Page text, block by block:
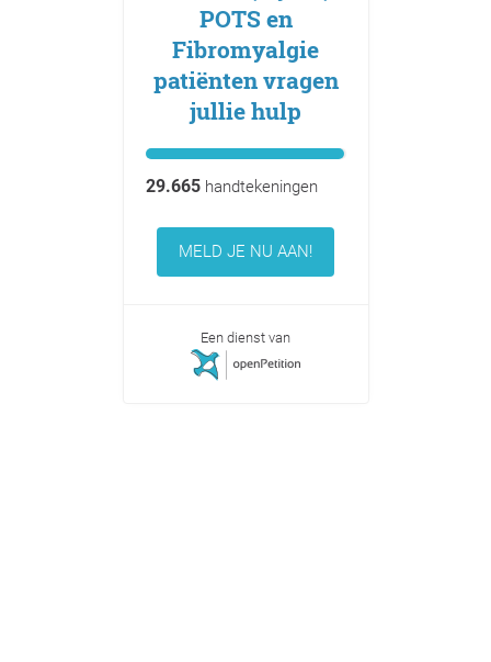
POTS en
Fibromyalgie
patiënten vragen
jullie hulp
29.665handtekeningen
MELD JE NU AAN!
Een dienst van